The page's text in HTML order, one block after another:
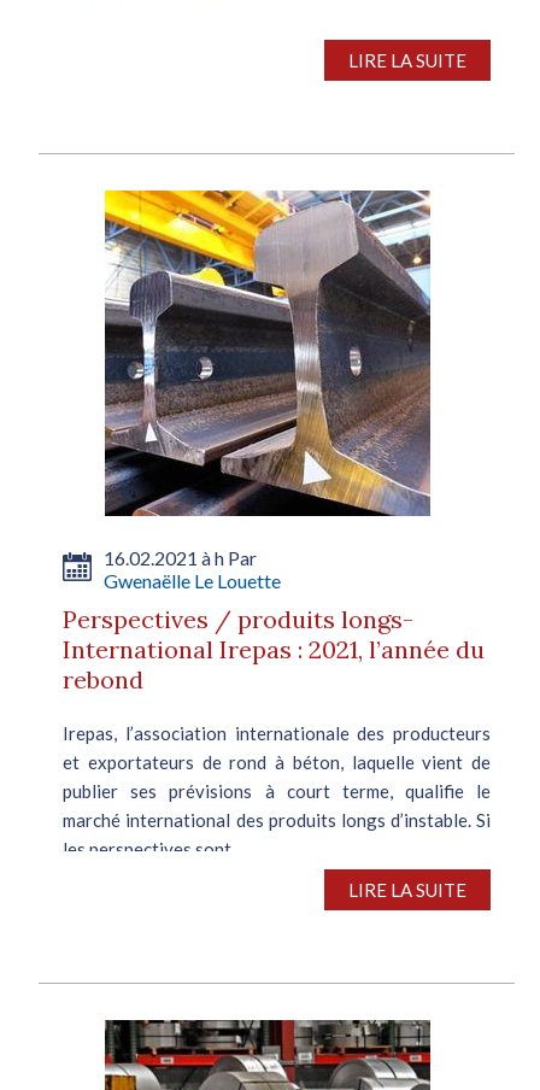
LIRE LA SUITE
16.02.2021 à h Par
Gwenaëlle Le Louette
Perspectives / produits longs-
International Irepas : 2021, l’année du
rebond
Irepas, l’association internationale des producteurs
et exportateurs de rond à béton, laquelle vient de
publier ses prévisions à court terme, qualifie le
marché international des produits longs d’instable. Si
les perspectives sont...
LIRE LA SUITE